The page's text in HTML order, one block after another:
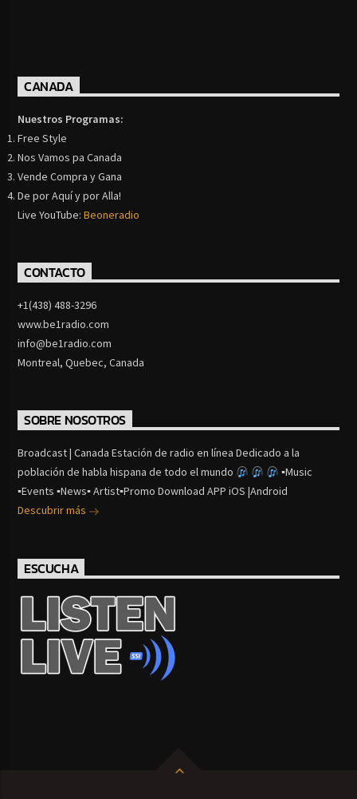
CANADA
Nuestros Programas:
Free Style
Nos Vamos pa Canada
Vende Compra y Gana
De por Aquí y por Alla!
Live YouTube:Beoneradio
CONTACTO
+1(438) 488-3296
www.be1radio.com
info@be1radio.com
Montreal, Quebec, Canada
SOBRE NOSOTROS
Broadcast | Canada Estación de radio en línea Dedicado a la
población de habla hispana de todo el mundo
▪Music
▪Events ▪News▪ Artist▪Promo Download APP iOS |Android
Descubrir más
ESCUCHA